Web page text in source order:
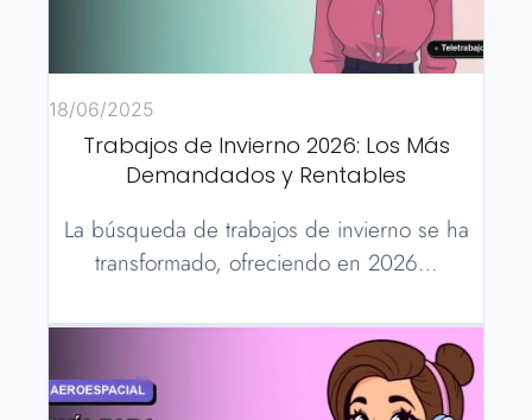
18/06/2025
Trabajos de Invierno 2026: Los Más
Demandados y Rentables
La búsqueda de trabajos de invierno se ha
transformado, ofreciendo en 2026…